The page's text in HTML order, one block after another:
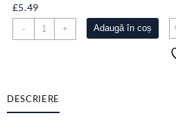
£5.49
-
Cantitate
MANER
128
EC-
+ Adaugă în coș
DESCRIERE